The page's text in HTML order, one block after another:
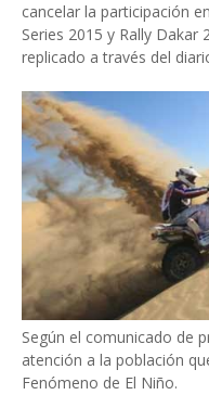
cancelar la participación
Series 2015 y Rally Dakar
replicado a través del
Según el comunicado de
atención a la población
Fenómeno de El Niño.